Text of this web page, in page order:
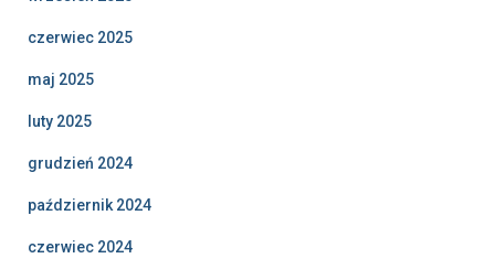
czerwiec 2025
maj 2025
luty 2025
grudzień 2024
październik 2024
czerwiec 2024